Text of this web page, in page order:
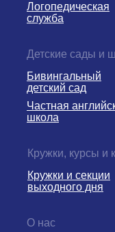
Логопедическая
служба
О нас
Частная
школа
Бивингальный
детский сад
Детские сады и
Кружки и секции
выходного дня
Кружки, курсы и